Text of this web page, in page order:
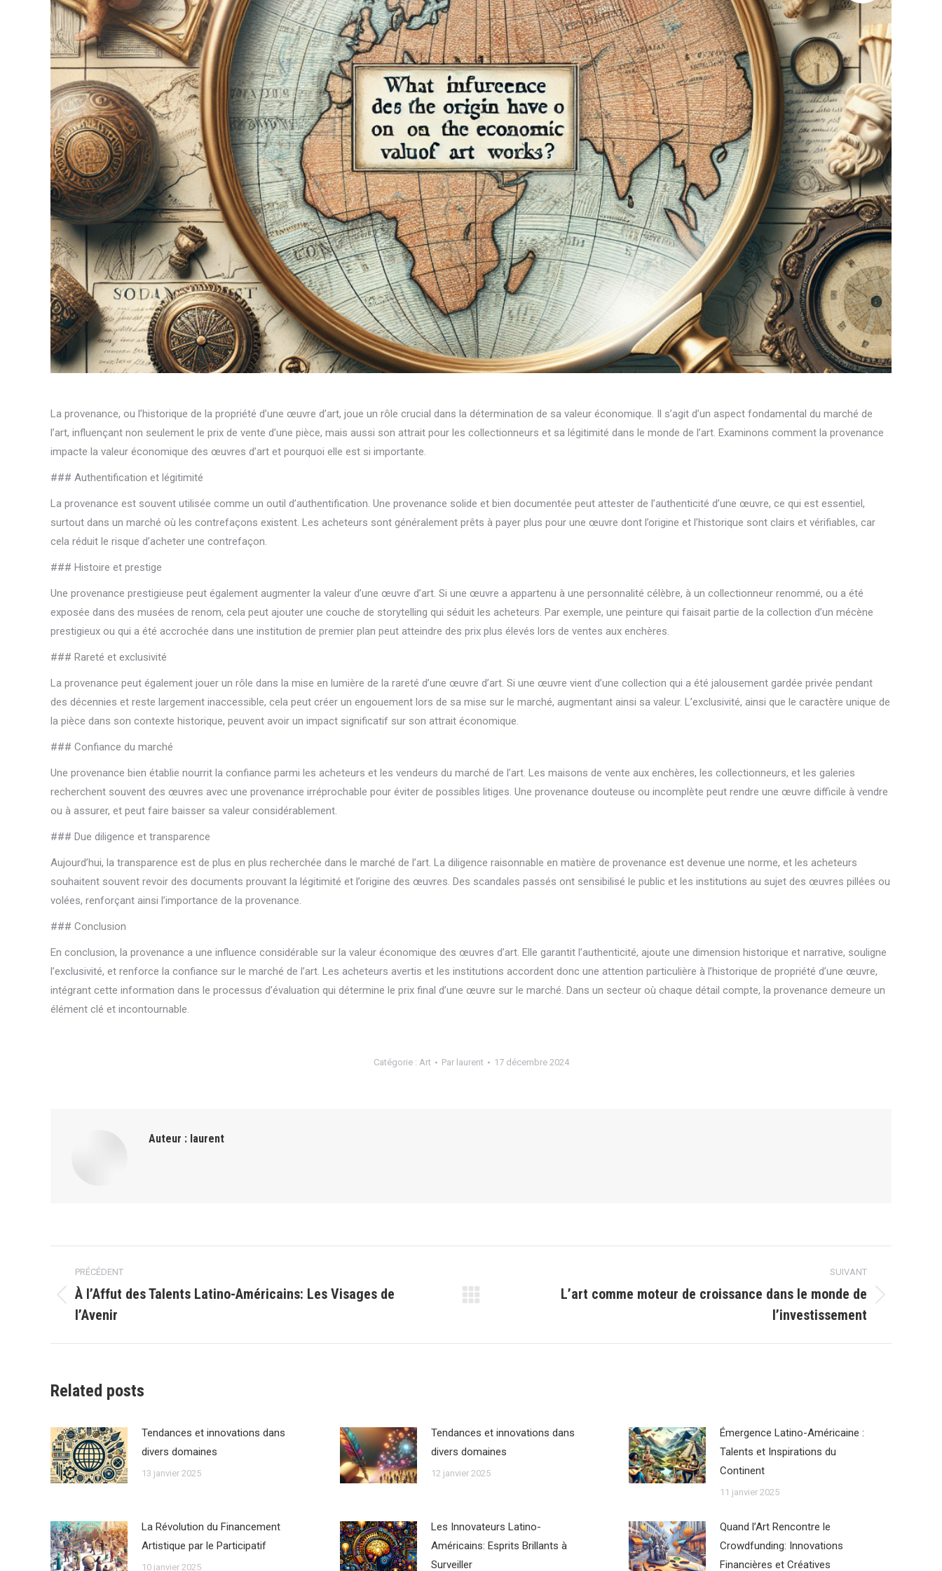
La provenance, ou l’historique de la propriété d’une œuvre d’art, joue un rôle crucial dans la détermination de sa valeur économique. Il s’agit d’un aspect fondamental du marché de
l’art, influençant non seulement le prix de vente d’une pièce, mais aussi son attrait pour les collectionneurs et sa légitimité dans le monde de l’art. Examinons comment la provenance
impacte la valeur économique des œuvres d’art et pourquoi elle est si importante.
### Authentification et légitimité
La provenance est souvent utilisée comme un outil d’authentification. Une provenance solide et bien documentée peut attester de l’authenticité d’une œuvre, ce qui est essentiel,
surtout dans un marché où les contrefaçons existent. Les acheteurs sont généralement prêts à payer plus pour une œuvre dont l’origine et l’historique sont clairs et vérifiables, car
cela réduit le risque d’acheter une contrefaçon.
### Histoire et prestige
Une provenance prestigieuse peut également augmenter la valeur d’une œuvre d’art. Si une œuvre a appartenu à une personnalité célèbre, à un collectionneur renommé, ou a été
exposée dans des musées de renom, cela peut ajouter une couche de storytelling qui séduit les acheteurs. Par exemple, une peinture qui faisait partie de la collection d’un mécène
prestigieux ou qui a été accrochée dans une institution de premier plan peut atteindre des prix plus élevés lors de ventes aux enchères.
### Rareté et exclusivité
La provenance peut également jouer un rôle dans la mise en lumière de la rareté d’une œuvre d’art. Si une œuvre vient d’une collection qui a été jalousement gardée privée pendant
des décennies et reste largement inaccessible, cela peut créer un engouement lors de sa mise sur le marché, augmentant ainsi sa valeur. L’exclusivité, ainsi que le caractère unique de
la pièce dans son contexte historique, peuvent avoir un impact significatif sur son attrait économique.
### Confiance du marché
Une provenance bien établie nourrit la confiance parmi les acheteurs et les vendeurs du marché de l’art. Les maisons de vente aux enchères, les collectionneurs, et les galeries
recherchent souvent des œuvres avec une provenance irréprochable pour éviter de possibles litiges. Une provenance douteuse ou incomplète peut rendre une œuvre difficile à vendre
ou à assurer, et peut faire baisser sa valeur considérablement.
### Due diligence et transparence
Aujourd’hui, la transparence est de plus en plus recherchée dans le marché de l’art. La diligence raisonnable en matière de provenance est devenue une norme, et les acheteurs
souhaitent souvent revoir des documents prouvant la légitimité et l’origine des œuvres. Des scandales passés ont sensibilisé le public et les institutions au sujet des œuvres pillées ou
volées, renforçant ainsi l’importance de la provenance.
### Conclusion
En conclusion, la provenance a une influence considérable sur la valeur économique des œuvres d’art. Elle garantit l’authenticité, ajoute une dimension historique et narrative, souligne
l’exclusivité, et renforce la confiance sur le marché de l’art. Les acheteurs avertis et les institutions accordent donc une attention particulière à l’historique de propriété d’une œuvre,
intégrant cette information dans le processus d’évaluation qui détermine le prix final d’une œuvre sur le marché. Dans un secteur où chaque détail compte, la provenance demeure un
élément clé et incontournable.
Catégorie : Art Par laurent 17 décembre 2024
Auteur : laurent
Navigation
article
PRÉCÉDENT
précédent
:
À l’Affut des Talents Latino-Américains: Les Visages de
l’Avenir
SUIVANT
:
L’art comme moteur de croissance dans le monde de
l’investissement
Related posts
Tendances et innovations dans
divers domaines
13 janvier 2025
Tendances et innovations dans
divers domaines
12 janvier 2025
Émergence Latino-Américaine :
Talents et Inspirations du
Continent
11 janvier 2025
La Révolution du Financement
Artistique par le Participatif
10 janvier 2025
Les Innovateurs Latino-
Américains: Esprits Brillants à
Surveiller
Quand l’Art Rencontre le
Crowdfunding: Innovations
Financières et Créatives